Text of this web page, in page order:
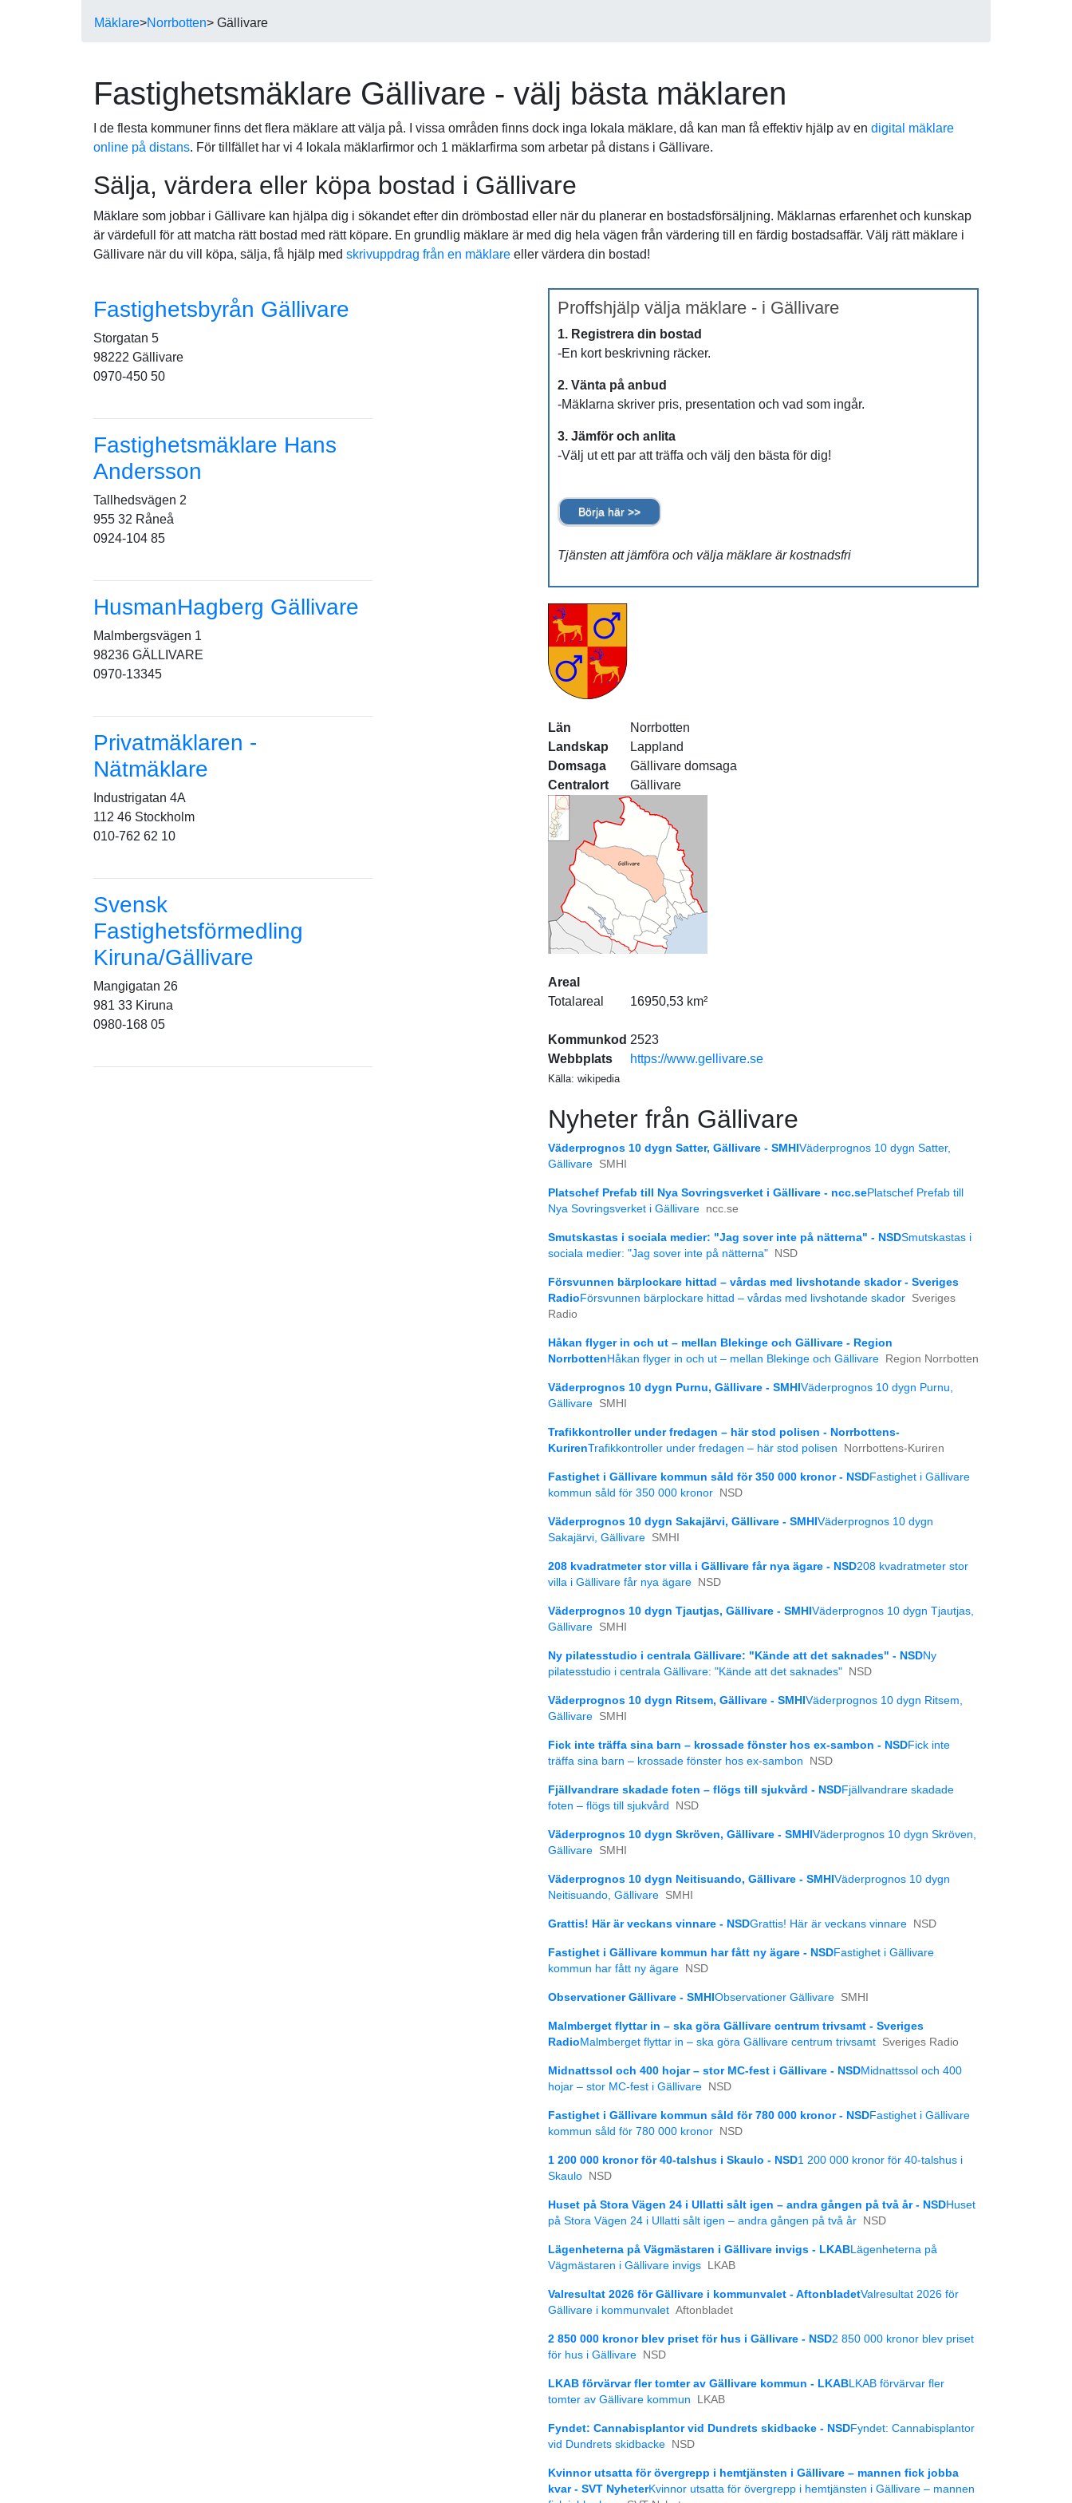
Mäklare>Norrbotten> Gällivare
Fastighetsmäklare Gällivare - välj bästa mäklaren
I de flesta kommuner finns det flera mäklare att välja på. I vissa områden finns dock inga lokala mäklare, då kan man få effektiv hjälp av en digital mäklare
online på distans. För tillfället har vi 4 lokala mäklarfirmor och 1 mäklarfirma som arbetar på distans i Gällivare.
Sälja, värdera eller köpa bostad i Gällivare
Mäklare som jobbar i Gällivare kan hjälpa dig i sökandet efter din drömbostad eller när du planerar en bostadsförsäljning. Mäklarnas erfarenhet och kunskap
är värdefull för att matcha rätt bostad med rätt köpare. En grundlig mäklare är med dig hela vägen från värdering till en färdig bostadsaffär. Välj rätt mäklare i
Gällivare när du vill köpa, sälja, få hjälp med skrivuppdrag från en mäklare eller värdera din bostad!
Fastighetsbyrån Gällivare
Storgatan 5
98222 Gällivare
0970-450 50
Fastighetsmäklare Hans
Andersson
Tallhedsvägen 2
955 32 Råneå
0924-104 85
HusmanHagberg Gällivare
Malmbergsvägen 1
98236 GÄLLIVARE
0970-13345
Privatmäklaren -
Nätmäklare
Industrigatan 4A
112 46 Stockholm
010-762 62 10
Svensk
Fastighetsförmedling
Kiruna/Gällivare
Mangigatan 26
981 33 Kiruna
0980-168 05
Proffshjälp välja mäklare - i Gällivare
1. Registrera din bostad
-En kort beskrivning räcker.
2. Vänta på anbud
-Mäklarna skriver pris, presentation och vad som ingår.
3. Jämför och anlita
-Välj ut ett par att träffa och välj den bästa för dig!
Börja här >>
Tjänsten att jämföra och välja mäklare är kostnadsfri
Län
Norrbotten
Landskap
Lappland
Domsaga
Gällivare domsaga
Centralort
Gällivare
Areal
Totalareal
16950,53 km²
Kommunkod 2523
Webbplats
https://www.gellivare.se
Källa: wikipedia
Nyheter från Gällivare
Väderprognos 10 dygn Satter, Gällivare - SMHI Väderprognos 10 dygn Satter,
Gällivare SMHI
Platschef Prefab till Nya Sovringsverket i Gällivare - ncc.sePlatschef Prefab till
Nya Sovringsverket i Gällivare ncc.se
Smutskastas i sociala medier: "Jag sover inte på nätterna" - NSDSmutskastas i
sociala medier: "Jag sover inte på nätterna"
NSD
Försvunnen bärplockare hittad – vårdas med livshotande skador - Sveriges
Radio Försvunnen bärplockare hittad – vårdas med livshotande skador Sveriges
Radio
Håkan flyger in och ut – mellan Blekinge och Gällivare - Region
Norrbotten Håkan flyger in och ut – mellan Blekinge och Gällivare Region Norrbotten
Väderprognos 10 dygn Purnu, Gällivare - SMHI Väderprognos 10 dygn Purnu,
Gällivare SMHI
Trafikkontroller under fredagen – här stod polisen - Norrbottens-
KurirenTrafikkontroller under fredagen – här stod polisen Norrbottens-Kuriren
Fastighet i Gällivare kommun såld för 350 000 kronor - NSDFastighet i Gällivare
kommun såld för 350 000 kronor
NSD
Väderprognos 10 dygn Sakajärvi, Gällivare - SMHI Väderprognos 10 dygn
Sakajärvi, Gällivare SMHI
208 kvadratmeter stor villa i Gällivare får nya ägare - NSD208 kvadratmeter stor
villa i Gällivare får nya ägare
NSD
Väderprognos 10 dygn Tjautjas, Gällivare - SMHI Väderprognos 10 dygn Tjautjas,
Gällivare SMHI
Ny pilatesstudio i centrala Gällivare: "Kände att det saknades" - NSDNy
pilatesstudio i centrala Gällivare: "Kände att det saknades"
NSD
Väderprognos 10 dygn Ritsem, Gällivare - SMHI Väderprognos 10 dygn Ritsem,
Gällivare SMHI
Fick inte träffa sina barn – krossade fönster hos ex-sambon - NSDFick inte
träffa sina barn – krossade fönster hos ex-sambon
NSD
Fjällvandrare skadade foten – flögs till sjukvård - NSDFjällvandrare skadade
foten – flögs till sjukvård
NSD
Väderprognos 10 dygn Skröven, Gällivare - SMHI Väderprognos 10 dygn Skröven,
Gällivare SMHI
Väderprognos 10 dygn Neitisuando, Gällivare - SMHI Väderprognos 10 dygn
Neitisuando, Gällivare SMHI
Grattis! Här är veckans vinnare - NSDGrattis! Här är veckans vinnare NSD
Fastighet i Gällivare kommun har fått ny ägare - NSDFastighet i Gällivare
kommun har fått ny ägare
NSD
Observationer Gällivare - SMHI Observationer Gällivare SMHI
Malmberget flyttar in – ska göra Gällivare centrum trivsamt - Sveriges
Radio Malmberget flyttar in – ska göra Gällivare centrum trivsamt Sveriges Radio
Midnattssol och 400 hojar – stor MC-fest i Gällivare - NSDMidnattssol och 400
hojar – stor MC-fest i Gällivare
NSD
Fastighet i Gällivare kommun såld för 780 000 kronor - NSDFastighet i Gällivare
kommun såld för 780 000 kronor
NSD
1 200 000 kronor för 40-talshus i Skaulo - NSD1 200 000 kronor för 40-talshus i
Skaulo
NSD
Huset på Stora Vägen 24 i Ullatti sålt igen – andra gången på två år - NSDHuset
på Stora Vägen 24 i Ullatti sålt igen – andra gången på två år
NSD
Lägenheterna på Vägmästaren i Gällivare invigs - LKABLägenheterna på
Vägmästaren i Gällivare invigs
LKAB
Valresultat 2026 för Gällivare i kommunvalet - AftonbladetValresultat 2026 för
Gällivare i kommunvalet Aftonbladet
2 850 000 kronor blev priset för hus i Gällivare - NSD2 850 000 kronor blev priset
för hus i Gällivare
NSD
LKAB förvärvar fler tomter av Gällivare kommun - LKABLKAB förvärvar fler
tomter av Gällivare kommun
LKAB
Fyndet: Cannabisplantor vid Dundrets skidbacke - NSDFyndet: Cannabisplantor
vid Dundrets skidbacke
NSD
Kvinnor utsatta för övergrepp i hemtjänsten i Gällivare – mannen fick jobba
kvar - SVT NyheterKvinnor utsatta för övergrepp i hemtjänsten i Gällivare – mannen